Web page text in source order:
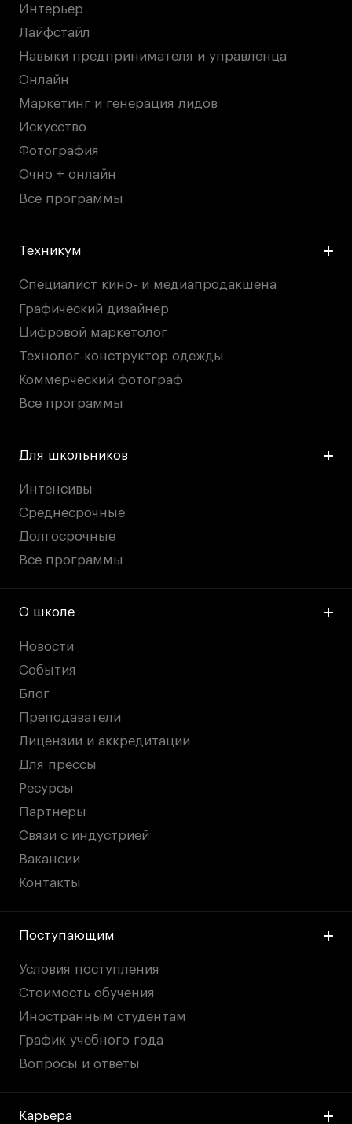
Интерьер
Лайфстайл
Навыки предпринимателя и управленца
Онлайн
Маркетинг и генерация лидов
Искусство
Фотография
Очно + онлайн
Все программы
Техникум
Специалист кино- и медиапродакшена
Графический дизайнер
Цифровой маркетолог
Технолог-конструктор одежды
Коммерческий фотограф
Все программы
Для школьников
Интенсивы
Среднесрочные
Долгосрочные
Все программы
О школе
Новости
События
Блог
Преподаватели
Лицензии и аккредитации
Для прессы
Ресурсы
Партнеры
Связи с индустрией
Вакансии
Контакты
Поступающим
Условия поступления
Стоимость обучения
Иностранным студентам
График учебного года
Вопросы и ответы
Карьера